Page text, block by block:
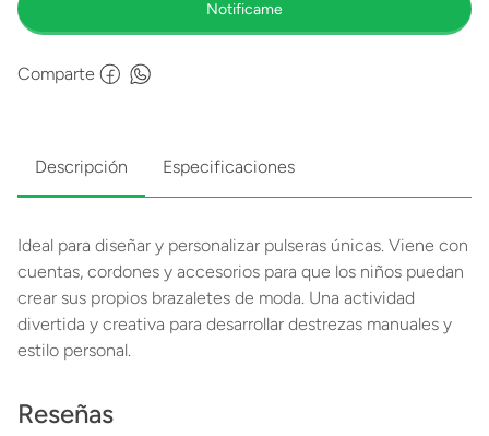
Comparte
Descripción Especificaciones
Ideal para diseñar y personalizar pulseras únicas. Viene con
cuentas, cordones y accesorios para que los niños puedan
crear sus propios brazaletes de moda. Una actividad
divertida y creativa para desarrollar destrezas manuales y
estilo personal.
Reseñas